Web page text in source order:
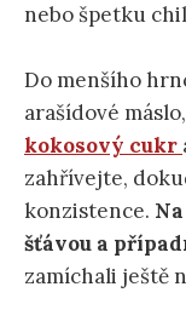
nebo špetku
Do menšího
arašídové
kokosový cukr
zahřívejte,
konzistence.
šťávou a
zamíchali ještě